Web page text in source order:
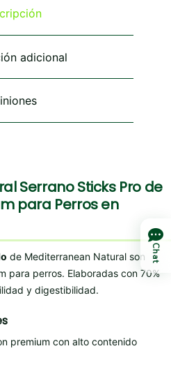
elegir
página
adicional
Serrano Sticks Pro de
para Perros en
de Mediterranean Natural son
para perros. Elaboradas con 70%
y digestibilidad.
premium con alto contenido
Chat